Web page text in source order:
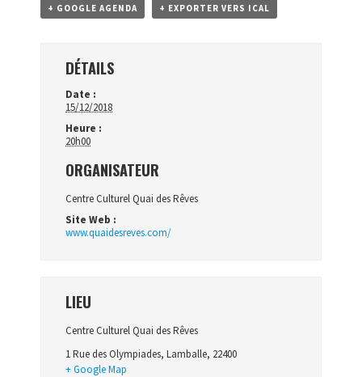
+ GOOGLE AGENDA + EXPORTER VERS ICAL
DÉTAILS
Date :
15/12/2018
Heure :
20h00
ORGANISATEUR
Centre Culturel Quai des Rêves
Site Web :
www.quaidesreves.com/
LIEU
Centre Culturel Quai des Rêves
1 Rue des Olympiades, Lamballe, 22400
+ Google Map